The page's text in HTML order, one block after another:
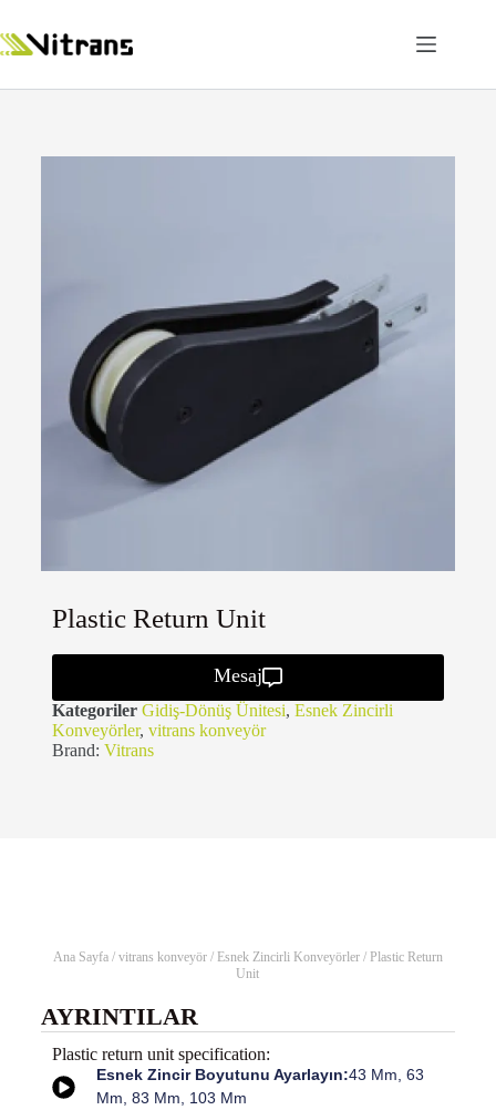
Plastic Return Unit
Mesaj
Kategoriler Gidiş-Dönüş Ünitesi, Esnek Zincirli
Konveyörler, vitrans konveyör
Brand: Vitrans
Ana Sayfa/ vitrans konveyör/ Esnek Zincirli Konveyörler/ Plastic Return
Unit
AYRINTILAR
Plastic return unit specification:
Esnek Zincir Boyutunu Ayarlayın:43 Mm, 63
Mm, 83 Mm, 103 Mm